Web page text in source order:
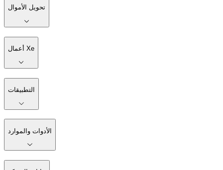
تحويل الأموال
أعمال Xe
التطبيقات
الأدوات والموارد